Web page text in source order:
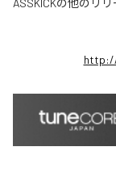
ASSKICKの他のリリ
http://